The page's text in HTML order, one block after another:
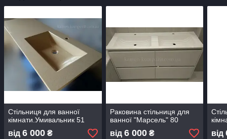
Стільниця для ванної
кімнати.Умивальник 51
від 6 000 ₴
Раковина стільниця для
ванної "Марсель" 80
від 6 000₴ від